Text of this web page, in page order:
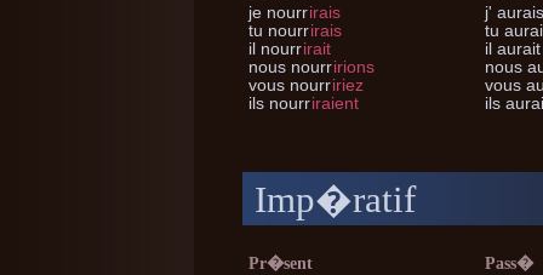
je nourrirais
tu nourrirais
il nourrirait
nous nourririons
vous nourririez
ils nourriraient
j'
tu
il
nous
vous
ils
Imp�ratif
Pr�sent
Pass�